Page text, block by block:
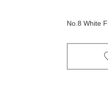
No.8 White